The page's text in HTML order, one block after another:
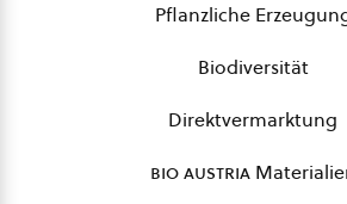
Pflanzliche
Biodiversität
Direktvermarktung
bio austria